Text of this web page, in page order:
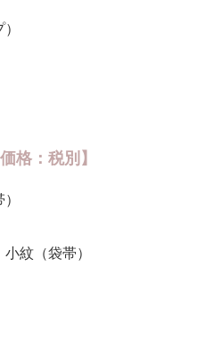
格：税別】
紋（袋帯）